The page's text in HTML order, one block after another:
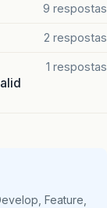
9 respostas
2 respostas
1 respostas
Feature,